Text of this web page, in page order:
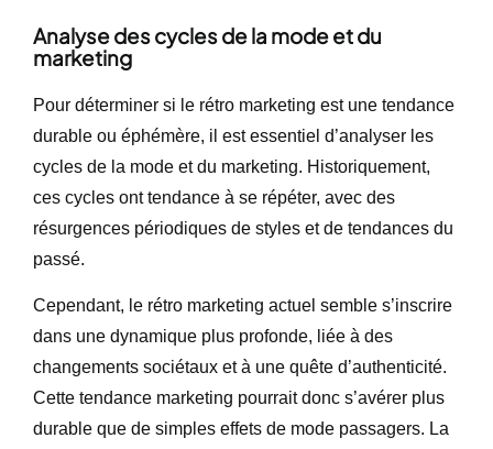
Analyse des cycles de la mode et du
marketing
Pour déterminer si le rétro marketing est une tendance
durable ou éphémère, il est essentiel d’analyser les
cycles de la mode et du marketing. Historiquement,
ces cycles ont tendance à se répéter, avec des
résurgences périodiques de styles et de tendances du
passé.
Cependant, le rétro marketing actuel semble s’inscrire
dans une dynamique plus profonde, liée à des
changements sociétaux et à une quête d’authenticité.
Cette tendance marketing pourrait donc s’avérer plus
durable que de simples effets de mode passagers. La